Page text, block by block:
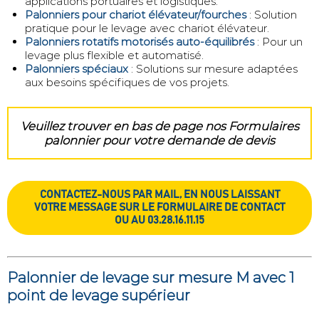
Palonniers pour chariot élévateur/fourches: Solution
pratique pour le levage avec chariot élévateur.
Palonniers rotatifs motorisés auto-équilibrés: Pour un
levage plus flexible et automatisé.
Palonniers spéciaux: Solutions sur mesure adaptées
aux besoins spécifiques de vos projets.
Veuillez trouver en bas de page nos Formulaires
palonnier pour votre demande de devis
CONTACTEZ-NOUS PAR MAIL, EN NOUS LAISSANT
VOTRE MESSAGE SUR LE FORMULAIRE DE CONTACT
OU AU 03.28.16.11.15
Palonnier de levage sur mesure M avec 1
point de levage supérieur